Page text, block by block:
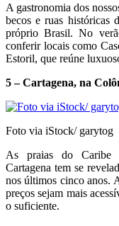
A gastronomia dos
becos e ruas históricas
próprio Brasil. No
conferir locais como
Estoril, que reúne
5 – Cartagena, na
Foto via iStock/ garytog
As praias do Caribe
Cartagena tem se
nos últimos cinco anos.
preços sejam mais
o suficiente.